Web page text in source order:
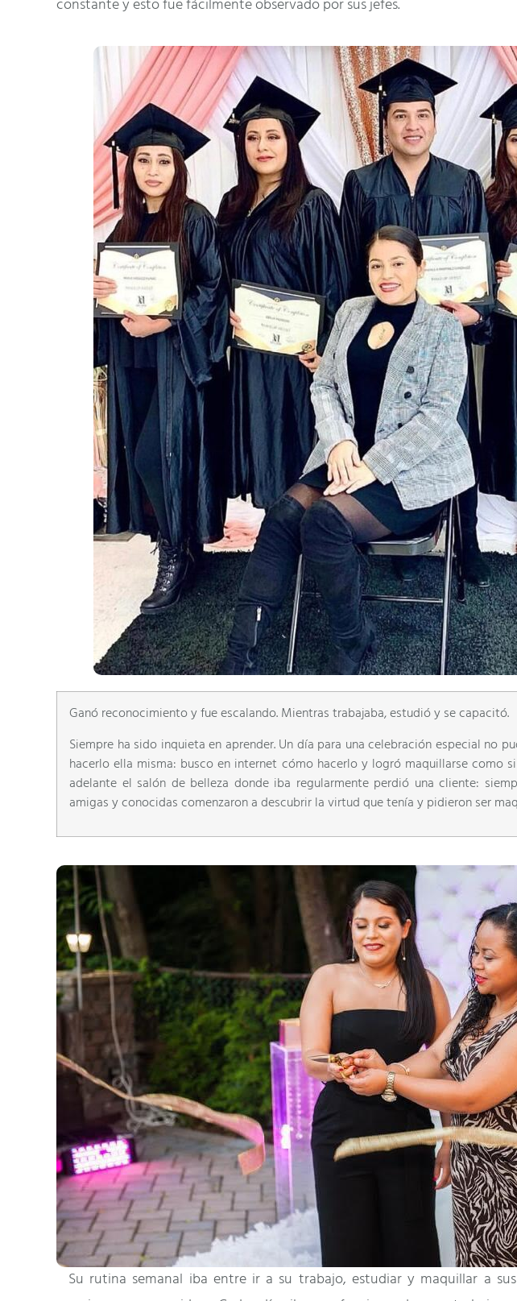
constante y esto fue fácilmente observado por sus jefes.
Ganó reconocimiento y fue escalando. Mientras trabajaba, estudió y se capacitó.
Siempre ha sido inquieta en aprender. Un día para una celebración especial no
hacerlo ella misma: busco en internet cómo hacerlo y logró maquillarse como
adelante el salón de belleza donde iba regularmente perdió una cliente:
amigas y conocidas comenzaron a descubrir la virtud que tenía y pidieron ser
Su rutina semanal iba entre ir a su trabajo, estudiar y maquillar a sus